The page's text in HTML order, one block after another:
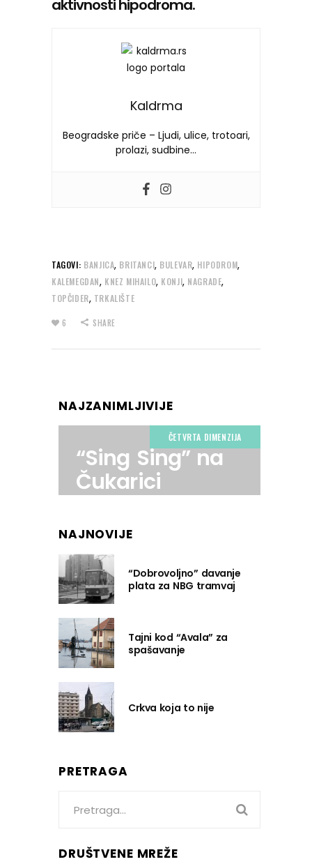
aktivnosti hipodroma.
Kaldrma
Beogradske priče – Ljudi, ulice, trotoari,
prolazi, sudbine…
TAGOVI: BANJICA, BRITANCI, BULEVAR, HIPODROM,
KALEMEGDAN, KNEZ MIHAILO, KONJI, NAGRADE,
TOPČIDER, TRKALIŠTE
6 SHARE
NAJZANIMLJIVIJE
ČETVRTA DIMENZIJA
“Sing Sing” na
Čukarici
NAJNOVIJE
“Dobrovoljno” davanje
plata za NBG tramvaj
Tajni kod “Avala” za
spašavanje
Crkva koja to nije
PRETRAGA
DRUŠTVENE MREŽE